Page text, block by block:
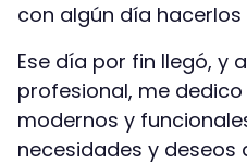
con algún día hacerlos
Ese día por fin llegó, y
profesional, me
modernos y
necesidades y deseos